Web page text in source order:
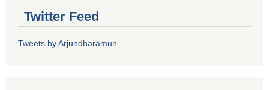
Twitter Feed
Tweets by Arjundharamun